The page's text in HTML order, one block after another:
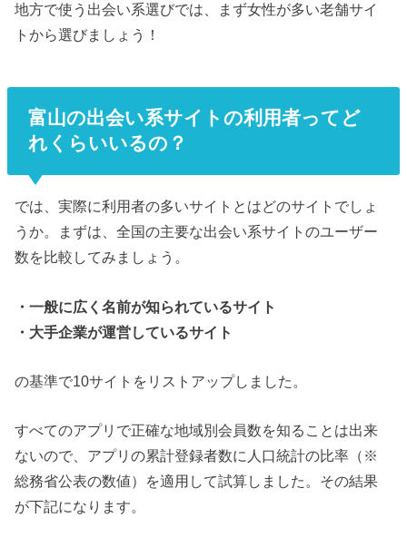
地方で使う出会い系選びでは、まず女性が多い老舗サイ
トから選びましょう！
富山の出会い系サイトの利用者ってど
れくらいいるの？
では、実際に利用者の多いサイトとはどのサイトでしょ
うか。まずは、全国の主要な出会い系サイトのユーザー
数を比較してみましょう。
・一般に広く名前が知られているサイト
・大手企業が運営しているサイト
の基準で10サイトをリストアップしました。
すべてのアプリで正確な地域別会員数を知ることは出来
ないので、アプリの累計登録者数に人口統計の比率（※
総務省公表の数値）を適用して試算しました。その結果
が下記になります。